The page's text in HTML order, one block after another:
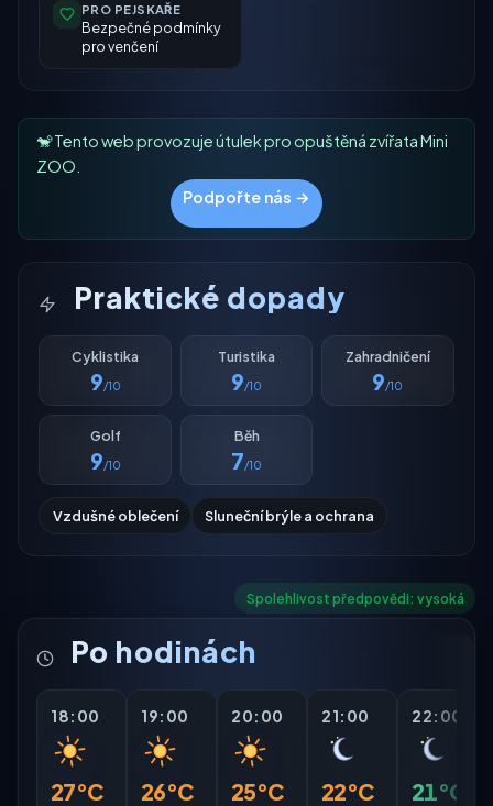
PRO PEJSKAŘE
Bezpečné podmínky
pro venčení
🐒 Tento web provozuje útulek pro opuštěná zvířata Mini
ZOO.
Podpořte nás →
Praktické dopady
Cyklistika
9/10
Turistika
9/10
Zahradničení
9/10
Golf
9/10
Běh
7/10
Vzdušné oblečení Sluneční brýle a ochrana
Spolehlivost předpovědi: vysoká
Po hodinách
18:00
27°C
19:00
26°C
20:00
25°C
21:00
22°C
22:00
21°C